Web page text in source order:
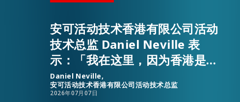
安可活动技术香港有限公司活动
技术总监 Daniel Neville 表
示：「我在这里，因为香港是全
球人才、资源与事业发展机遇的
汇聚之地。」
Daniel Neville,
安可活动技术香港有限公司活动技术总监
2026年07月07日